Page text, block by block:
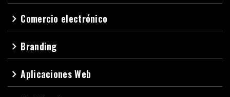
navigate_next Comercio electrónico
navigate_next Branding
navigate_nextAplicaciones Web